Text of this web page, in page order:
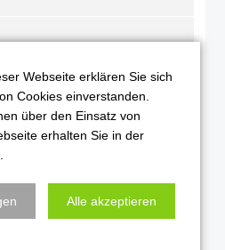
2023
Webseite erklären Sie sich
Cookies einverstanden.
über den Einsatz von
erhalten Sie in der
Alle akzeptieren